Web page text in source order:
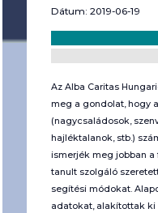
Dátum: 2019-06-19
Az Alba Caritas
meg a gondolat, hogy
(nagycsaládosok,
hajléktalanok, stb.)
ismerjék meg jobban a
tanult szolgáló
segítési módokat.
adatokat, alakítottak ki